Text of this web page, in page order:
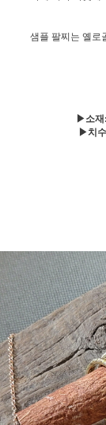
샘플 팔찌는 옐로
▶소재
▶치